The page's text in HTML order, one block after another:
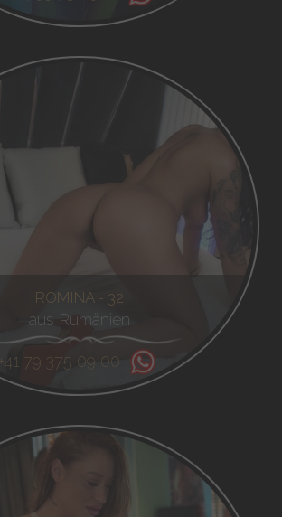
ROMINA - 32
aus Rumänien
+41 79 375 09 00